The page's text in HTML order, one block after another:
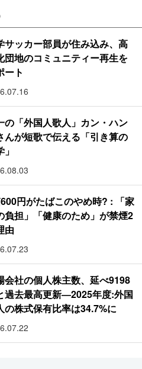
サッカー部員が住み込み、高
団地のコミュニティー再生を
ート
の「外国人歌人」カン・ハン
んが短歌で伝える「引き算の
円がたばこのやめ時? : 「家
負担」「健康のため」が禁煙2
由
会社の個人株主数、延べ9198
過去最高更新―2025年度:外国
の株式保有比率は34.7%に